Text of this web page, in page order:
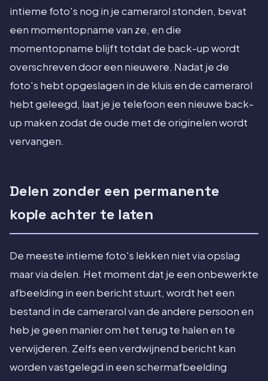
intieme foto's nog in je camerarol stonden, bevat
een momentopname van ze, en die
momentopname blijft totdat de back-up wordt
overschreven door een nieuwere. Nadat je de
foto's hebt opgeslagen in de kluis en de camerarol
hebt geleegd, laat je je telefoon een nieuwe back-
up maken zodat de oude met de originelen wordt
vervangen.
Delen zonder een permanente
kopie achter te laten
De meeste intieme foto's lekken niet via opslag
maar via delen. Het moment dat je een onbewerkte
afbeelding in een bericht stuurt, wordt het een
bestand in de camerarol van de andere persoon en
heb je geen manier om het terug te halen en te
verwijderen. Zelfs een verdwijnend bericht kan
worden vastgelegd in een schermafbeelding